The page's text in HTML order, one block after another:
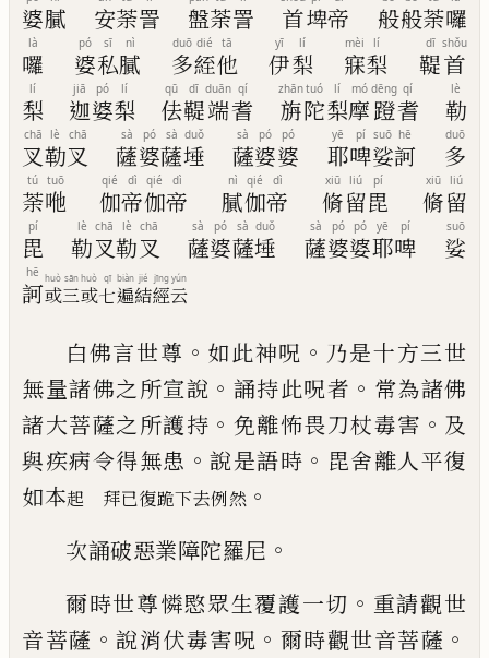
婆膩 安荼詈 盤荼詈 首埤帝 般般荼囉
囉
là
婆
pó
私
sī
膩
nì
多
duō
絰
dié
他
tā
伊
yī
梨
lí
寐
mèi
梨
lí
鞮
dī
首
shǒu
梨
lí
迦
jiā
婆
pó
梨
lí
佉
qū
鞮
dī
端
duān
耆
qí
旃
zhān
陀
tuó
梨
lí
摩
mó
蹬
dēng
耆
qí
勒
lè
叉
chā
勒
lè
叉
chā
薩
sà
婆
pó
薩
sà
埵
duǒ
薩
sà
婆
pó
婆
pó
耶
yē
啤
pí
娑
suō
訶
hē
多
duō
荼
tú
咃
tuō
伽
qié
帝
dì
伽
qié
帝
dì
膩
nì
伽
qié
帝
dì
脩
xiū
留
liú
毘
pí
脩
xiū
留
liú
毘
pí
勒
lè
叉
chā
勒
lè
叉
chā
薩
sà
婆
pó
薩
sà
埵
duǒ
薩
sà
婆
pó
婆
pó
耶
yē
啤
pí
娑
suō
訶
hē
或
huò
三
sān
或
huò
七
qī
遍
biàn
結
jié
經
jīng
云
yún
白佛言世尊 。 如此神呪 。 乃是十方三世
無量諸佛之所宣說 。 誦持此呪者 。 常為諸佛
諸大菩薩之所護持 。 免離怖畏刀杖毒害 。 及
與疾病令得無患 。 說是語時 。 毘舍離人平復
如本起 拜已復跪下去例然 。
次誦破惡業障陀羅尼 。
爾時世尊憐愍眾生覆護一切 。 重請觀世
音菩薩 。 說消伏毒害呪 。 爾時觀世音菩薩 。